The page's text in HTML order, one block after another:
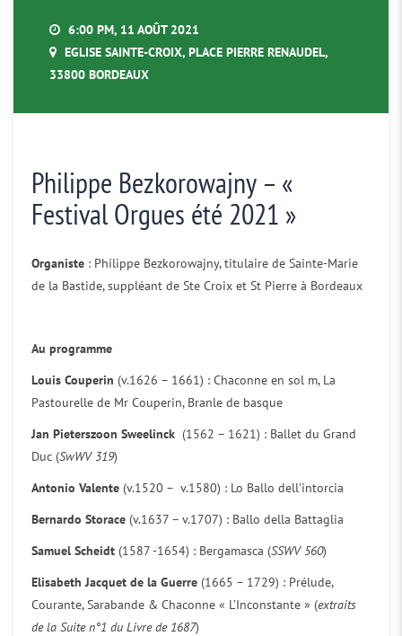
6:00 PM, 11 AOÛT 2021
EGLISE SAINTE-CROIX, PLACE PIERRE RENAUDEL,
33800 BORDEAUX
Philippe Bezkorowajny – «
Festival Orgues été 2021 »
Organiste : Philippe Bezkorowajny, titulaire de Sainte-Marie
de la Bastide, suppléant de Ste Croix et St Pierre à Bordeaux
Au programme
Louis Couperin (v.1626 – 1661) : Chaconne en sol m, La
Pastourelle de Mr Couperin, Branle de basque
Jan Pieterszoon Sweelinck (1562 – 1621) : Ballet du Grand
Duc (SwWV 319)
Antonio Valente (v.1520 – v.1580) : Lo Ballo dell’intorcia
Bernardo Storace (v.1637 – v.1707) : Ballo della Battaglia
Samuel Scheidt (1587 -1654) : Bergamasca (SSWV 560)
Elisabeth Jacquet de la Guerre (1665 – 1729) : Prélude,
Courante, Sarabande & Chaconne « L’Inconstante » (extraits
de la Suite n°1 du Livre de 1687)